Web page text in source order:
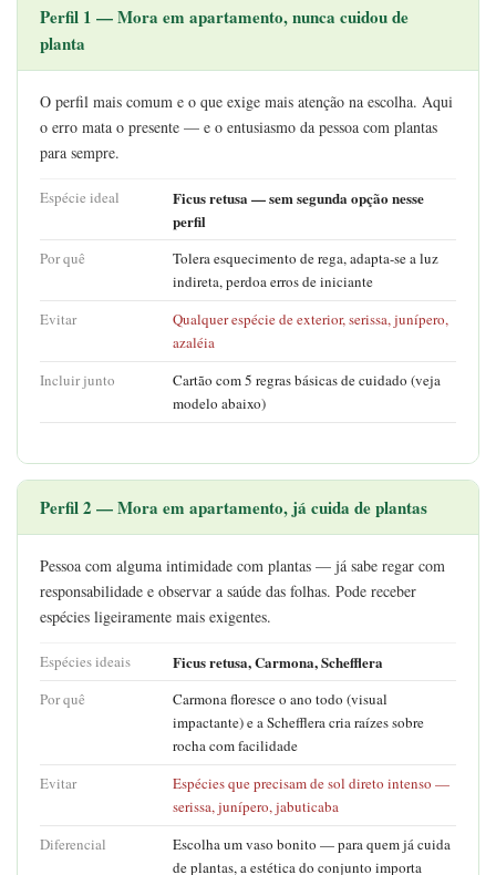
Perfil 1 — Mora em apartamento, nunca cuidou de
planta
O perfil mais comum e o que exige mais atenção na escolha. Aqui
o erro mata o presente — e o entusiasmo da pessoa com plantas
para sempre.
Espécie ideal
Ficus retusa — sem segunda opção nesse
perfil
Por quê
Tolera esquecimento de rega, adapta-se a luz
indireta, perdoa erros de iniciante
Evitar
Qualquer espécie de exterior, serissa, junípero,
azaléia
Incluir junto
Cartão com 5 regras básicas de cuidado (veja
modelo abaixo)
Perfil 2 — Mora em apartamento, já cuida de plantas
Pessoa com alguma intimidade com plantas — já sabe regar com
responsabilidade e observar a saúde das folhas. Pode receber
espécies ligeiramente mais exigentes.
Espécies ideais Ficus retusa, Carmona, Schefflera
Por quê
Carmona floresce o ano todo (visual
impactante) e a Schefflera cria raízes sobre
rocha com facilidade
Evitar
Espécies que precisam de sol direto intenso —
serissa, junípero, jabuticaba
Diferencial
Escolha um vaso bonito — para quem já cuida
de plantas, a estética do conjunto importa